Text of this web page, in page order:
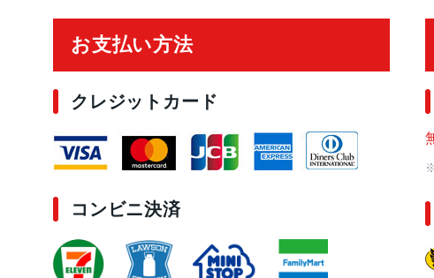
お支払い方法
クレジットカード
コンビニ決済